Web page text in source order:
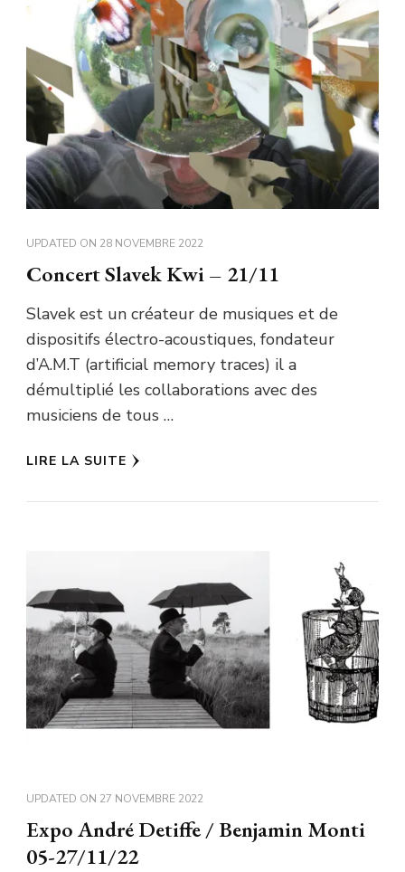
UPDATED ON 28 NOVEMBRE 2022
Concert Slavek Kwi – 21/11
Slavek est un créateur de musiques et de
dispositifs électro-acoustiques, fondateur
d’A.M.T (artificial memory traces) il a
démultiplié les collaborations avec des
musiciens de tous …
LIRE LA SUITE
UPDATED ON 27 NOVEMBRE 2022
Expo André Detiffe / Benjamin Monti
05-27/11/22